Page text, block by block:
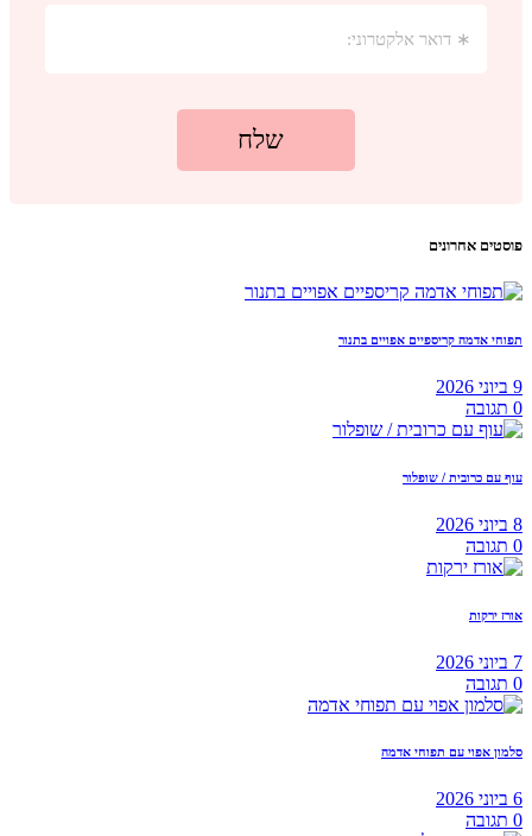
פוסטים אחרונים
תפוחי אדמה קריספיים אפויים בתנור
9 ביוני 2026
0 תגובה
עוף עם כרובית / שופלור
8 ביוני 2026
0 תגובה
אורז ירקות
7 ביוני 2026
0 תגובה
סלמון אפוי עם תפוחי אדמה
6 ביוני 2026
0 תגובה